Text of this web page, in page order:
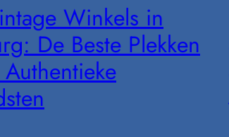
Winkels in
De Beste Plekken